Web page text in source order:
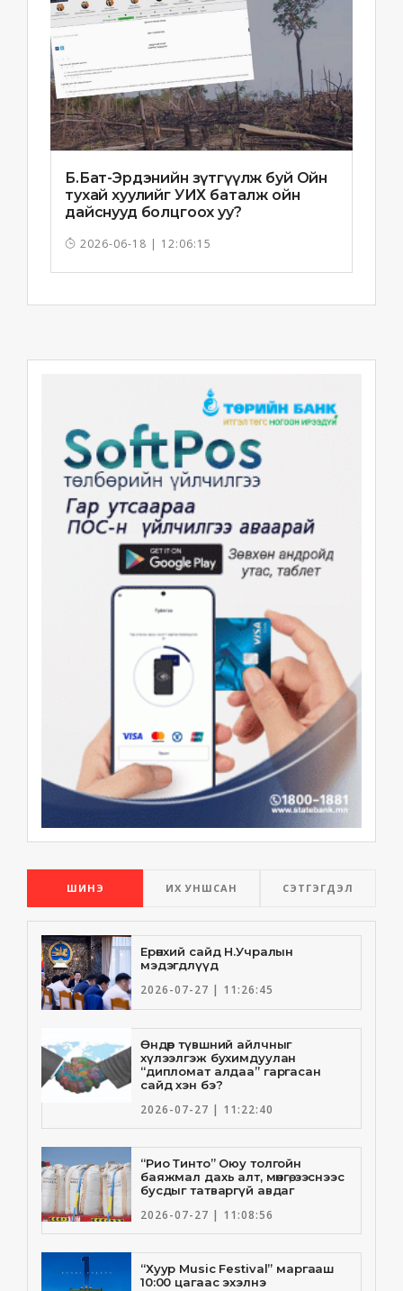
Б.Бат-Эрдэнийн зүтгүүлж буй Ойн
тухай хуулийг УИХ баталж ойн
дайснууд болцгоох уу?
2026-06-18 | 12:06:15
ШИНЭ ИХ УНШСАН СЭТГЭГДЭЛ
Ерөнхий сайд Н.Учралын
мэдэгдлүүд
2026-07-27 | 11:26:45
Өндөр түвшний айлчныг
хүлээлгэж бухимдуулан
“дипломат алдаа” гаргасан
сайд хэн бэ?
2026-07-27 | 11:22:40
“Рио Тинто” Оюу толгойн
баяжмал дахь алт, мөнгө, зэснээс
бусдыг татваргүй авдаг
2026-07-27 | 11:08:56
“Хуур Music Festival” маргааш
10:00 цагаас эхэлнэ